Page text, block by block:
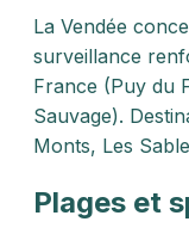
La Vendée
surveillance
France (Puy du
Sauvage).
Monts, Les
Plages et